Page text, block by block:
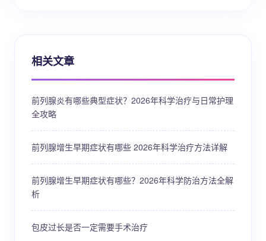
相关文章
前列腺炎有哪些典型症状？2026年科学治疗与日常护理
全攻略
前列腺增生早期症状有哪些 2026年科学治疗方法详解
前列腺增生早期症状有哪些？2026年科学防治方法全解
析
包皮过长是否一定需要手术治疗